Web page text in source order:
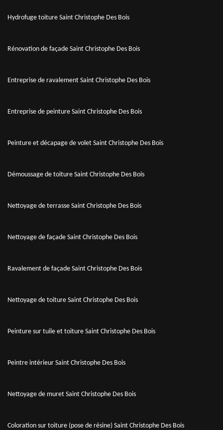
Hydrofuge toiture Saint Christophe Des Bois
Rénovation de façade Saint Christophe Des Bois
Entreprise de ravalement Saint Christophe Des Bois
Entreprise de peinture Saint Christophe Des Bois
Peinture et décapage de volet Saint Christophe Des Bois
Démoussage de toiture Saint Christophe Des Bois
Nettoyage de terrasse Saint Christophe Des Bois
Nettoyage de façade Saint Christophe Des Bois
Ravalement de façade Saint Christophe Des Bois
Nettoyage de toiture Saint Christophe Des Bois
Peinture sur tuile et toiture Saint Christophe Des Bois
Peintre intérieur Saint Christophe Des Bois
Nettoyage de muret Saint Christophe Des Bois
Coloration sur toiture (pose de résine) Saint Christophe Des Bois